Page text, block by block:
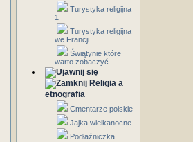
Turystyka religijna
1
Turystyka religijna
we Francji
Świątynie które
warto zobaczyć
Religia a
etnografia
Cmentarze polskie
Jajka wielkanocne
Podłaźniczka